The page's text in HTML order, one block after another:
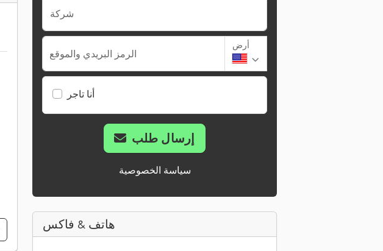
شركة
الرمز البريدي والموقع
أرض
أنا تاجر
إرسال طلب
سياسة الخصوصية
هاتف & فاكس